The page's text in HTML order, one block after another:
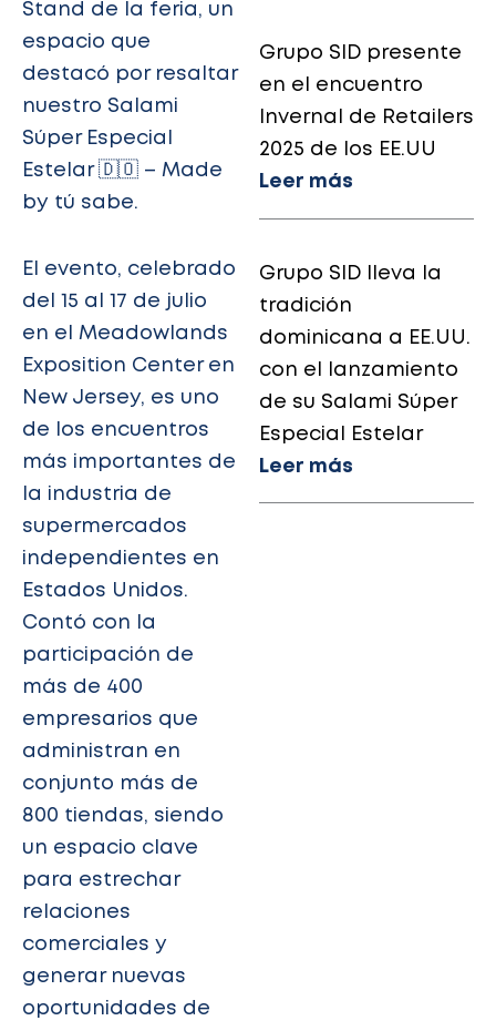
Stand de la feria, un
espacio que
destacó por resaltar
nuestro Salami
Súper Especial
Estelar 🇩🇴 – Made
by tú sabe.
El evento, celebrado
del 15 al 17 de julio
en el Meadowlands
Exposition Center en
New Jersey, es uno
de los encuentros
más importantes de
la industria de
supermercados
independientes en
Estados Unidos.
Contó con la
participación de
más de 400
empresarios que
administran en
conjunto más de
800 tiendas, siendo
un espacio clave
para estrechar
relaciones
comerciales y
generar nuevas
oportunidades de
Grupo SID presente
en el encuentro
Invernal de Retailers
2025 de los EE.UU
Leer más
Grupo SID lleva la
tradición
dominicana a EE.UU.
con el lanzamiento
de su Salami Súper
Especial Estelar
Leer más